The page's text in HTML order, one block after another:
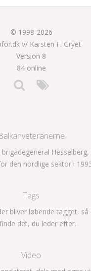
© 1998-2026
v/ Karsten F. Gryet
Version 8
84 online
Hesselberg,
den nordlige sektor i
Tags
bliver løbende tagget,
det, du leder efter.
Video